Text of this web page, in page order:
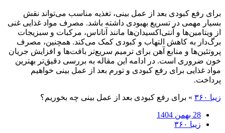
برای رفع کبودی بعد از عمل بینی، تغذیه مناسب می‌تواند نقش
بسیار مهمی در تسریع بهبودی داشته باشد. مصرف مواد غذایی غنی
از ویتامین‌ها و آنتی‌اکسیدان‌ها مانند آناناس، مرکبات و سبزیجات
برگ‌دار به کاهش التهاب و کبودی کمک می‌کند. همچنین، مصرف
پروتئین‌ها و منابع آهن برای ترمیم سریع‌تر بافت‌ها و افزایش جریان
خون ضروری است. در ادامه این مقاله به بررسی دقیق‌تر بهترین
مواد غذایی برای رفع کبودی و تورم بعد از عمل بینی خواهیم
پرداخت.
زیبا ۳۶۰ » برای رفع کبودی بعد از عمل بینی چه بخوریم؟
28 بهمن 1404
زیبا ۳۶۰